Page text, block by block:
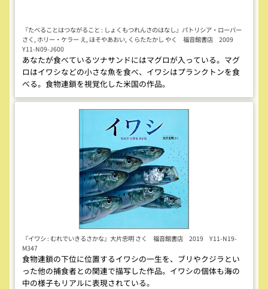
『たべることはつながること : しょくもつれんさのはなし』パトリシア・ローバー
さく, ホリー・ケラー え, ほそやあおい, くらたたかし やく 福音館書店 2009
Y11-N09-J600
あなたが食べているツナサンドにはマグロが入っている。マグ
ロはイワシなどの小さな魚を食べ、イワシはプランクトンを食
べる。食物連鎖を視覚化した米国の作品。
『イワシ : むれでいきるさかな』大片忠明 さく 福音館書店 2019 Y11-N19-
M347
食物連鎖の下位に位置するイワシの一生を、ブリやクジラとい
った他の捕食者との関連で描写した作品。イワシの個体も海の
中の様子もリアルに表現されている。